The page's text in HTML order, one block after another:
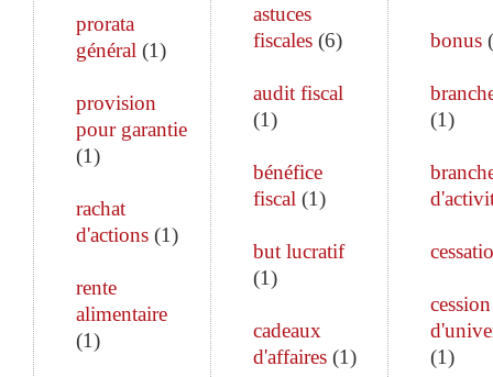
prorata
général (1)
provision
pour garantie
(1)
rachat
d'actions (1)
rente
alimentaire
(1)
astuces
fiscales(6)
audit fiscal
(1)
bénéfice
fiscal (1)
but lucratif
(1)
cadeaux
d'affaires(1)
bonus(
(1)
cession
(1)